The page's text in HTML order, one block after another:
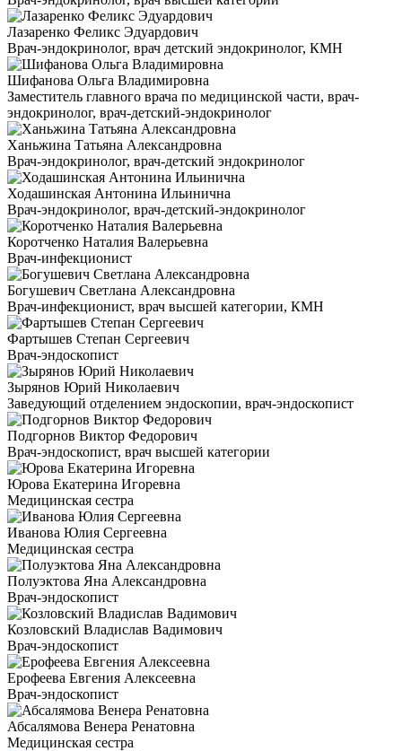
Лазаренко Феликс Эдуардович
Врач-эндокринолог, врач детский эндокринолог, КМН
Шифанова Ольга Владимировна
Заместитель главного врача по медицинской части, врач-
эндокринолог, врач-детский-эндокринолог
Ханьжина Татьяна Александровна
Врач-эндокринолог, врач-детский эндокринолог
Ходашинская Антонина Ильинична
Врач-эндокринолог, врач-детский-эндокринолог
Коротченко Наталия Валерьевна
Врач-инфекционист
Богушевич Светлана Александровна
Врач-инфекционист, врач высшей категории, КМН
Фартышев Степан Сергеевич
Врач-эндоскопист
Зырянов Юрий Николаевич
Заведующий отделением эндоскопии, врач-эндоскопист
Подгорнов Виктор Федорович
Врач-эндоскопист, врач высшей категории
Юрова Екатерина Игоревна
Медицинская сестра
Иванова Юлия Сергеевна
Медицинская сестра
Полуэктова Яна Александровна
Врач-эндоскопист
Козловский Владислав Вадимович
Врач-эндоскопист
Ерофеева Евгения Алексеевна
Врач-эндоскопист
Абсалямова Венера Ренатовна
Медицинская сестра